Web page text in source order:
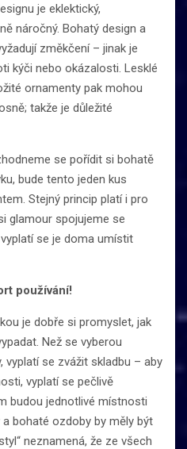
je eklektický,
náročný. Bohatý design a
změkčení – jinak je
kýči nebo okázalosti. Lesklé
ornamenty pak mohou
takže je důležité
se pořídit si bohatě
bude tento jeden kus
Stejný princip platí i pro
glamour spojujeme se
se je doma umístit
používání!
je dobře si promyslet, jak
Než se vyberou
vyplatí se zvážit skladbu – aby
vyplatí se pečlivě
budou jednotlivé místnosti
bohaté ozdoby by měly být
neznamená, že ze všech